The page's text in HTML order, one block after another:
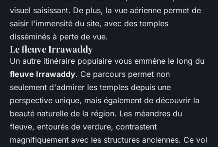
visuel saisissant. De plus, la vue aérienne permet de
saisir l'immensité du site, avec des temples
disséminés à perte de vue.
Le fleuve Irrawaddy
Un autre itinéraire populaire vous emmène le long du
fleuve Irrawaddy. Ce parcours permet non
seulement d'admirer les temples depuis une
perspective unique, mais également de découvrir la
beauté naturelle de la région. Les méandres du
fleuve, entourés de verdure, contrastent
magnifiquement avec les structures anciennes. Ce vol